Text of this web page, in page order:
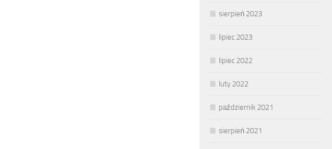
sierpień 2023
lipiec 2023
lipiec 2022
luty 2022
październik 2021
sierpień 2021